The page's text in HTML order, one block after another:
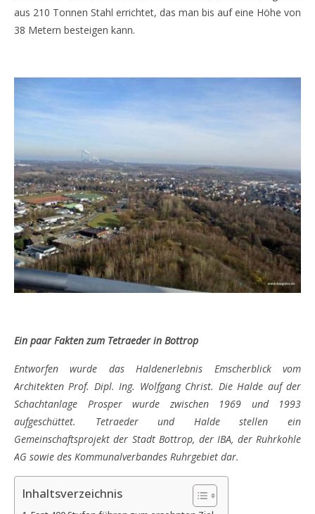
aus 210 Tonnen Stahl errichtet, das man bis auf eine Höhe von
38 Metern besteigen kann.
Ein paar Fakten zum Tetraeder in Bottrop
Entworfen wurde das Haldenerlebnis Emscherblick vom
Architekten Prof. Dipl. Ing. Wolfgang Christ. Die Halde auf der
Schachtanlage Prosper wurde zwischen 1969 und 1993
aufgeschüttet. Tetraeder und Halde stellen ein
Gemeinschaftsprojekt der Stadt Bottrop, der IBA, der Ruhrkohle
AG sowie des Kommunalverbandes Ruhrgebiet dar.
Inhaltsverzeichnis